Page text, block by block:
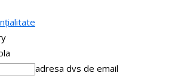
adresa dvs de email